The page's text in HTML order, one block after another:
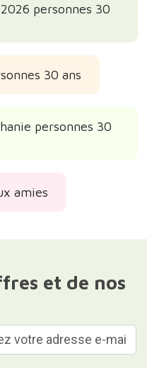
personnes 30
30 ans
personnes 30
amies
et de nos